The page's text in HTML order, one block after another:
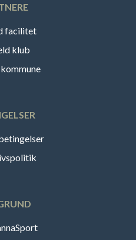
facilitet
klub